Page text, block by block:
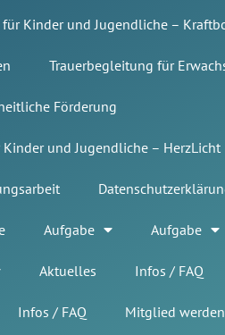
Kinder und Jugendliche –
Trauerbegleitung für
Förderung
und Jugendliche – HerzLicht
Aufgabe Aufgabe
Aktuelles Infos / FAQ
Infos / FAQ Mitglied werden